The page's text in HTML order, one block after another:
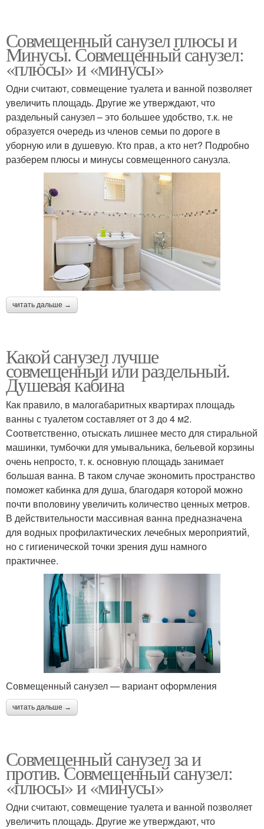
Совмещенный санузел плюсы и
Минусы. Совмещенный санузел:
«плюсы» и «минусы»
Одни считают, совмещение туалета и ванной позволяет
увеличить площадь. Другие же утверждают, что
раздельный санузел – это большее удобство, т.к. не
образуется очередь из членов семьи по дороге в
уборную или в душевую. Кто прав, а кто нет? Подробно
разберем плюсы и минусы совмещенного санузла.
читать дальше →
Какой санузел лучше
совмещенный или раздельный.
Душевая кабина
Как правило, в малогабаритных квартирах площадь
ванны с туалетом составляет от 3 до 4 м2.
Соответственно, отыскать лишнее место для стиральной
машинки, тумбочки для умывальника, бельевой корзины
очень непросто, т. к. основную площадь занимает
большая ванна. В таком случае экономить пространство
поможет кабинка для душа, благодаря которой можно
почти вполовину увеличить количество ценных метров.
В действительности массивная ванна предназначена
для водных профилактических лечебных мероприятий,
но с гигиенической точки зрения душ намного
практичнее.
Совмещенный санузел — вариант оформления
читать дальше →
Совмещенный санузел за и
против. Совмещенный санузел:
«плюсы» и «минусы»
Одни считают, совмещение туалета и ванной позволяет
увеличить площадь. Другие же утверждают, что